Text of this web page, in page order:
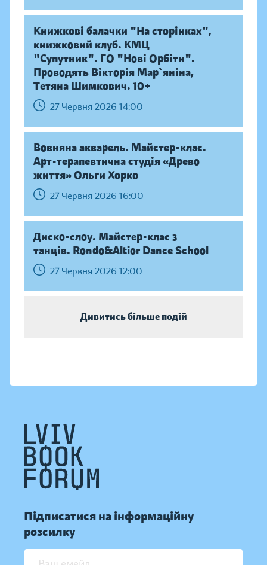
Книжкові балачки "На сторінках",
книжковий клуб. КМЦ
"Супутник". ГО "Нові Орбіти".
Проводять Вікторія Мар`яніна,
Тетяна Шимкович. 10+
27 Червня 2026 14:00
Вовняна акварель. Майстер-клас.
Арт-терапевтична студія «Древо
життя» Ольги Хорко
27 Червня 2026 16:00
Диско-слоу. Майстер-клас з
танців. Rondo&Altior Dance School
27 Червня 2026 12:00
Дивитись більше подій
Підписатися на інформаційну
розсилку